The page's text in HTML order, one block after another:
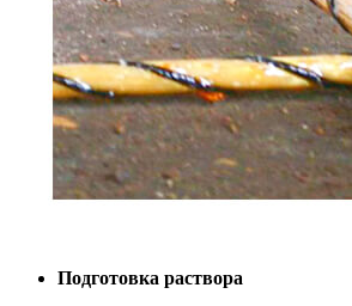
Подготовка раствора